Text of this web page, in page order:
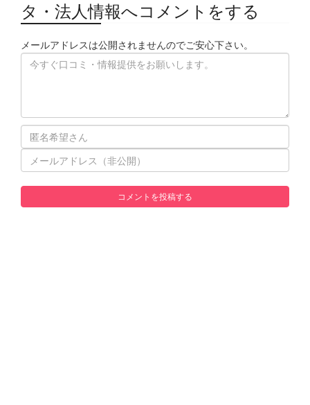
タ・法人情報へコメントをする
メールアドレスは公開されませんのでご安心下さい。